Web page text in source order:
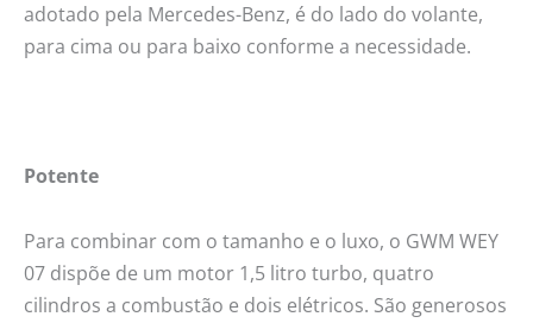
adotado pela Mercedes-Benz, é do lado do volante,
para cima ou para baixo conforme a necessidade.
Potente
Para combinar com o tamanho e o luxo, o GWM WEY
07 dispõe de um motor 1,5 litro turbo, quatro
cilindros a combustão e dois elétricos. São generosos